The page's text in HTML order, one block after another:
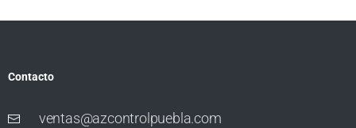
Contacto
ventas@azcontrolpuebla.com